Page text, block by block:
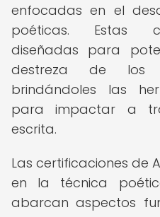
enfocadas en el
poéticas. Estas
diseñadas para
destreza de los
brindándoles las
para impactar a
escrita.
Las certificaciones de
en la técnica
abarcan aspectos